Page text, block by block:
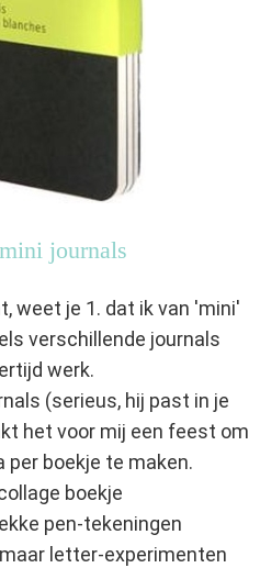
journals
weet je 1. dat ik van 'mini'
verschillende journals
werk.
(serieus, hij past in je
het voor mij een feest om
per boekje te maken.
boekje
pen-tekeningen
letter-experimenten